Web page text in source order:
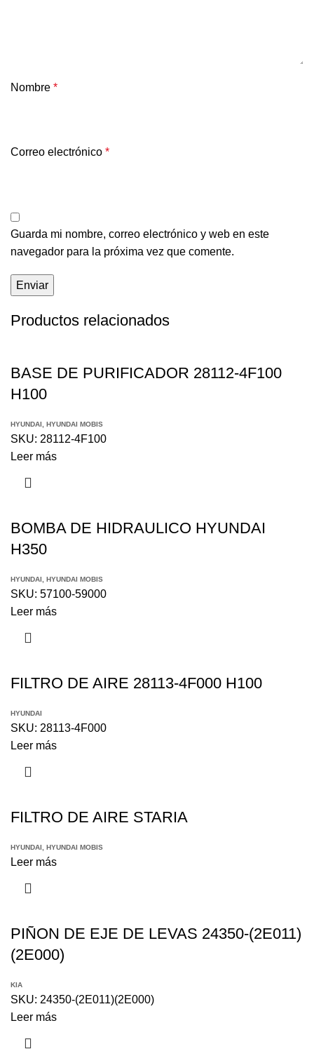
Nombre *
Correo electrónico *
Guarda mi nombre, correo electrónico y web en este
navegador para la próxima vez que comente.
Productos relacionados
BASE DE PURIFICADOR 28112-4F100
H100
HYUNDAI HYUNDAI MOBIS
SKU: 28112-4F100
Leer más
BOMBA DE HIDRAULICO HYUNDAI
H350
HYUNDAI HYUNDAI MOBIS
SKU: 57100-59000
Leer más
FILTRO DE AIRE 28113-4F000 H100
HYUNDAI
SKU: 28113-4F000
Leer más
FILTRO DE AIRE STARIA
HYUNDAI HYUNDAI MOBIS
Leer más
PIÑON DE EJE DE LEVAS 24350-(2E011)
(2E000)
KIA
SKU: 24350-(2E011)(2E000)
Leer más